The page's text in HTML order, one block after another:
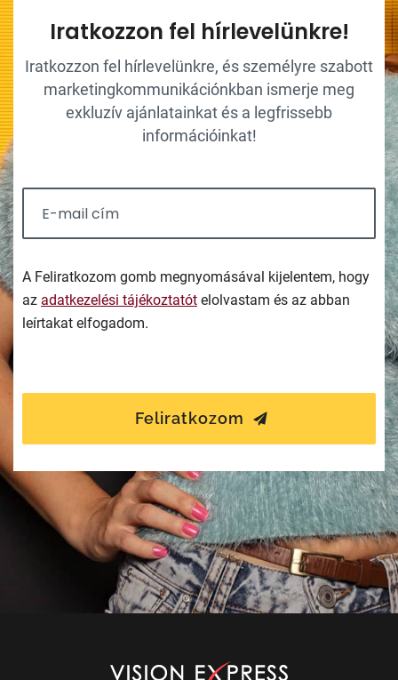
Iratkozzon fel hírlevelünkre!
Iratkozzon fel hírlevelünkre, és személyre szabott
marketingkommunikációnkban ismerje meg
exkluzív ajánlatainkat és a legfrissebb
információinkat!
A Feliratkozom gomb megnyomásával kijelentem, hogy
az adatkezelési tájékoztatót elolvastam és az abban
leírtakat elfogadom.
Feliratkozom